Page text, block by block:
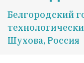
Белгородский
Шухова, Россия